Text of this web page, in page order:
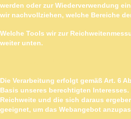
werden oder zur Wiederverwendung
wir nachvollziehen, welche Bereiche
Welche Tools wir zur
weiter unten.
Die Verarbeitung erfolgt gemäß Art. 6
Basis unseres berechtigten
Reichweite und die sich daraus
geeignet, um das Webangebot